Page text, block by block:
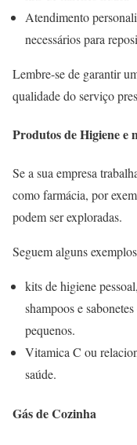
Atendimento
necessários para
Lembre-se de garantir
qualidade do serviço
Produtos de Higienee
Se a sua empresa
como farmácia, por
podem ser exploradas.
Seguem alguns
kits de higiene
shampoos e
pequenos.
Vitamica C ou
saúde.
Gás de Cozinha